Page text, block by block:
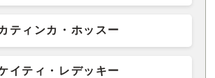
ティンカ・ホッスー
イティ・レデッキー